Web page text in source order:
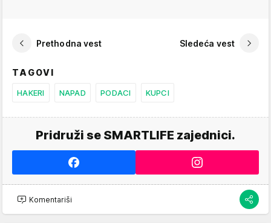
Prethodna vest Sledeća vest
TAGOVI
HAKERI NAPAD PODACI KUPCI
Pridruži se SMARTLIFE zajednici.
Komentariši